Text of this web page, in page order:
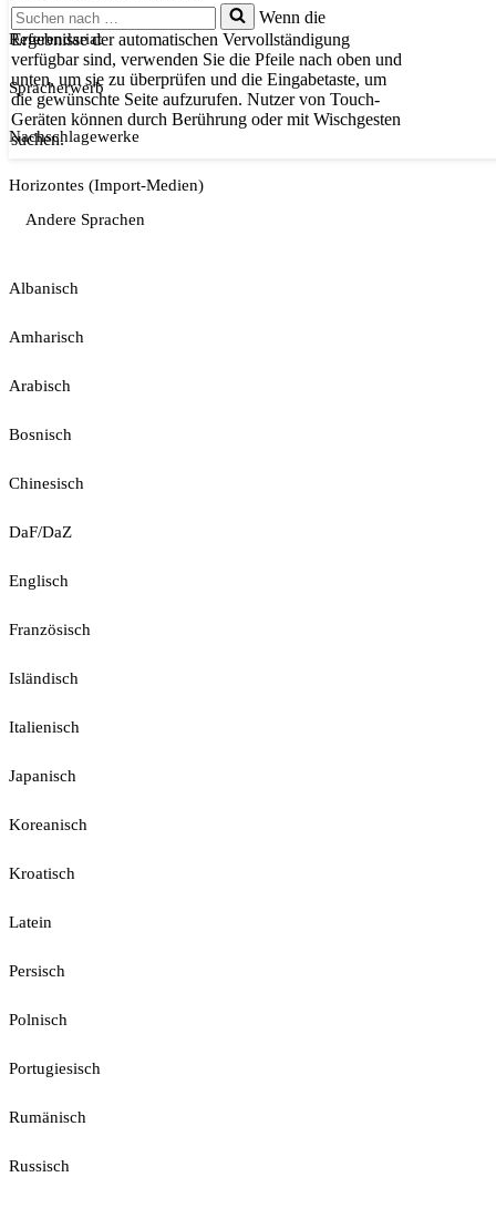
Suchen
nach …
Wenn die
Ergebnisse der automatischen Vervollständigung
verfügbar sind, verwenden Sie die Pfeile nach oben und
unten, um sie zu überprüfen und die Eingabetaste, um
die gewünschte Seite aufzurufen. Nutzer von Touch-
Geräten können durch Berührung oder mit Wischgesten
suchen.
Referendariat
Spracherwerb
Nachschlagewerke
Horizontes (Import-Medien)
Andere Sprachen
Albanisch
Amharisch
Arabisch
Bosnisch
Chinesisch
DaF/DaZ
Englisch
Französisch
Isländisch
Italienisch
Japanisch
Koreanisch
Kroatisch
Latein
Persisch
Polnisch
Portugiesisch
Rumänisch
Russisch